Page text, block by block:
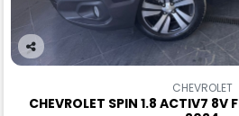
Co
rtil
CHEVROLET
CHEVROLET SPIN 1.8 ACTIV7 8V